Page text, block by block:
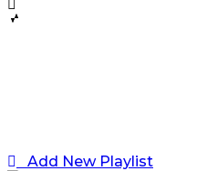
Add New Playlist